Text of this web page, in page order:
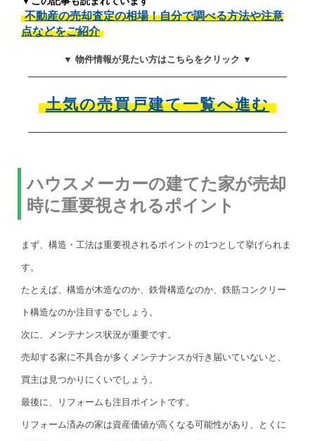
不動産の売却査定の相場！自分で調べる方法や注意
点などをご紹介
▼ 物件情報が見たい方はこちらをクリック ▼
土気の売買戸建て一覧へ進む
ハウスメーカーの建てた家が売却
時に重要視されるポイント
まず、構造・工法は重要視されるポイントの1つとして挙げられま
す。
たとえば、構造が木造なのか、鉄骨構造なのか、鉄筋コンクリー
ト構造なのか注目するでしょう。
次に、メンテナンス状況が重要です。
売却する家に不具合が多くメンテナンスが行き届いていないと、
買主は見つかりにくいでしょう。
最後に、リフォームも注目ポイントです。
リフォーム済みの家は資産価値が高くなる可能性があり、とくに